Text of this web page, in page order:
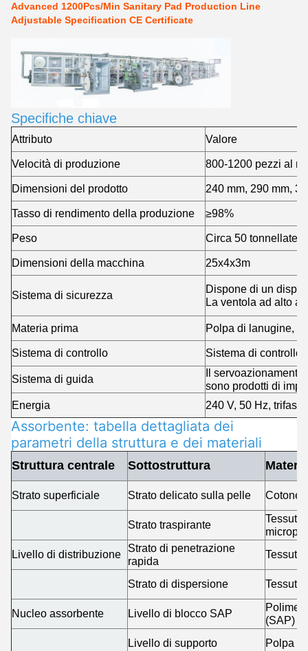
Advanced 1200Pcs/Min Sanitary Pad Production Line
Adjustable Specification CE Certificate
Specifiche chiave
Attributo
Valore
Velocità di produzione
800-1200 pezzi al
Dimensioni del prodotto
240 mm, 290 mm,
Tasso di rendimento della produzione
≥98%
Peso
Circa 50 tonnellate
Dimensioni della macchina
25x4x3m
Sistema di sicurezza
Dispone di un
La ventola ad alto
Materia prima
Polpa di lanugine,
Sistema di controllo
Sistema di controllo
Sistema di guida
Il
sono prodotti di
Energia
240 V, 50 Hz, trifase
Assorbente: tabella dettagliata dei
parametri della struttura e dei materiali
Struttura centrale Sottostruttura
Strato superficiale Strato delicato sulla pelle Cotone
Strato traspirante
Tessuto
Livello di distribuzione
Strato di penetrazione
rapida
Tessuto
Strato di dispersione Tessuto
Nucleo assorbente Livello di blocco SAP
(SAP)
Livello di supporto
Polpa